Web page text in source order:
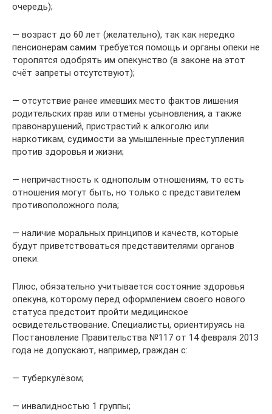
очередь);
— возраст до 60 лет (желательно), так как нередко
пенсионерам самим требуется помощь и органы опеки не
торопятся одобрять им опекунство (в законе на этот
счёт запреты отсутствуют);
— отсутствие ранее имевших место фактов лишения
родительских прав или отмены усыновления, а также
правонарушений, пристрастий к алкоголю или
наркотикам, судимости за умышленные преступления
против здоровья и жизни;
— непричастность к однополым отношениям, то есть
отношения могут быть, но только с представителем
противоположного пола;
— наличие моральных принципов и качеств, которые
будут приветствоваться представителями органов
опеки.
Плюс, обязательно учитывается состояние здоровья
опекуна, которому перед оформлением своего нового
статуса предстоит пройти медицинское
освидетельствование. Специалисты, ориентируясь на
Постановление Правительства №117 от 14 февраля 2013
года не допускают, например, граждан с:
— туберкулёзом;
— инвалидностью 1 группы;